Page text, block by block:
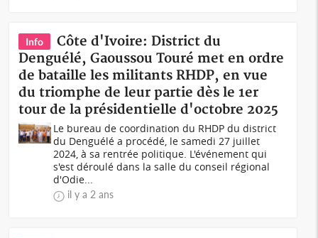
Info
Côte d'Ivoire: District du
Denguélé, Gaoussou Touré met en ordre
de bataille les militants RHDP, en vue
du triomphe de leur partie dès le 1er
tour de la présidentielle d'octobre 2025
Le bureau de coordination du RHDP du district
du Denguélé a procédé, le samedi 27 juillet
2024, à sa rentrée politique. L'événement qui
s'est déroulé dans la salle du conseil régional
d'Odie...
il y a 2 ans